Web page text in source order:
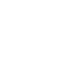
viavia mail